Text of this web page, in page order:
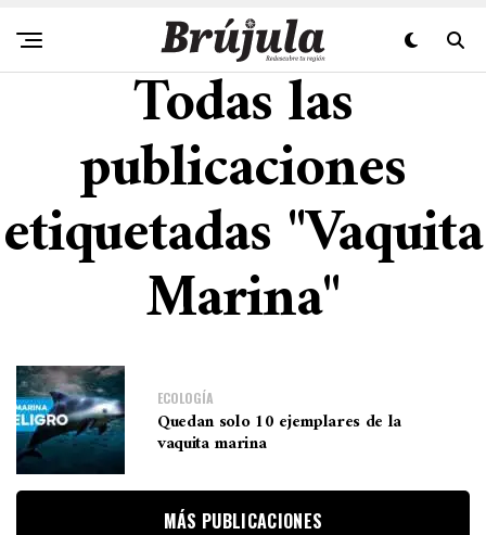
Todas las
publicaciones
etiquetadas "Vaquita
Marina"
ECOLOGÍA
Quedan solo 10 ejemplares de la
vaquita marina
MÁS PUBLICACIONES